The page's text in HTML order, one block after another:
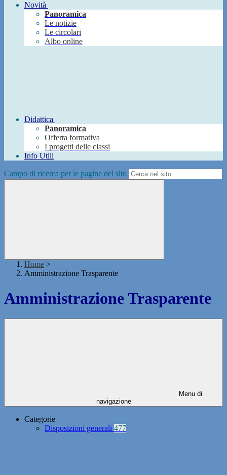
Novità
Panoramica
Le notizie
Le circolari
Albo online
Didattica
Panoramica
Offerta formativa
I progetti delle classi
Info Utili
Campo di ricerca per le pagine del sito
Home >
Amministrazione Trasparente
Amministrazione Trasparente
Menu di
navigazione
Categorie
Disposizioni generali 477